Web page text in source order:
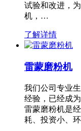
试验和改进，
机，…
了解详情
雷蒙磨粉机
我们公司专业
经验，已经成
雷蒙磨粉机是
耗、投资小、